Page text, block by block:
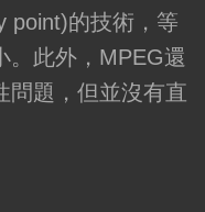
point)的技術，等
。此外，MPEG還
問題，但並沒有直